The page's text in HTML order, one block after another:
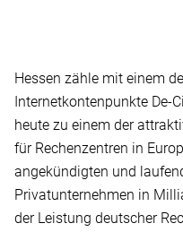
Hessen zähle mit einem
Internetkontenpunkte De-
heute zu einem der
für Rechenzentren in
angekündigten und
Privatunternehmen in
der Leistung deutscher